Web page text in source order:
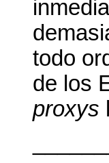
todo
de los
proxys